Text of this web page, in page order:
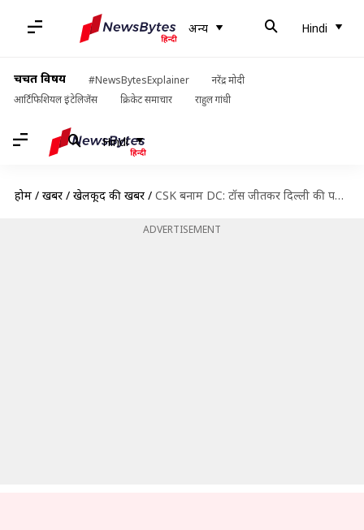
अन्य Hindi
चर्चित विषय #NewsBytesExplainer
नरेंद्र मोदी
आर्टिफिशियल इंटेलिजेंस
क्रिकेट समाचार राहुल गांधी
Hindi
होम / खबरें / खेलकूद की खबरें / CSK बनाम DC: टॉस जीतकर दिल्ली की पहले गेंदबाजी, जानें दोनों टीमों की प्लेइंग इलेवन
ADVERTISEMENT